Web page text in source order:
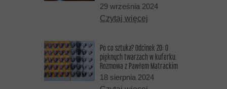
29 września 2024
Czytaj więcej
Po co sztuka? Odcinek 20: O
pięknych twarzach w kuferku.
Rozmowa z Pawłem Matrackim
18 sierpnia 2024